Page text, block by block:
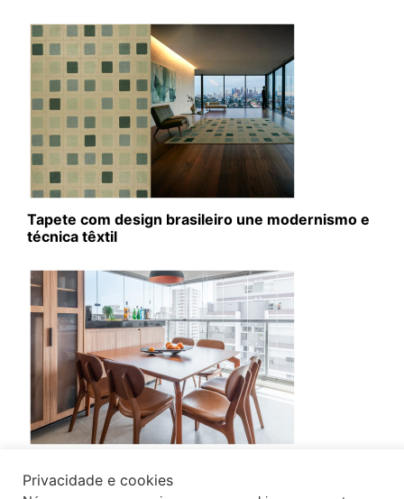
Tapete com design brasileiro une modernismo e
técnica têxtil
técnico e aprovação condominial
Privacidade e cookies